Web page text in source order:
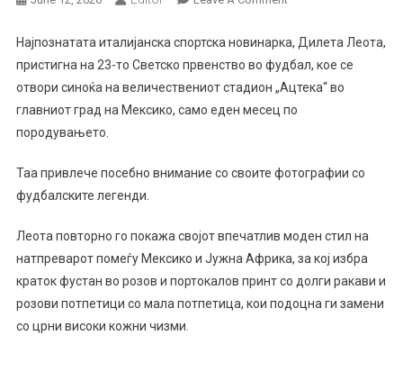
БОМБА
САМО
ЕДЕН
Погледнете
Во
Какво
Најпознатата италијанска спортска новинарка, Дилета Леота,
пристигна на 23-то Светско првенство во фудбал, кое се
отвори синоќа на величествениот стадион „Ацтека“ во
главниот град на Мексико, само еден месец по
породувањето.
Таа привлече посебно внимание со своите фотографии со
фудбалските легенди.
Леота повторно го покажа својот впечатлив моден стил на
натпреварот помеѓу Мексико и Јужна Африка, за кој избра
краток фустан во розов и портокалов принт со долги ракави и
розови потпетици со мала потпетица, кои подоцна ги замени
со црни високи кожни чизми.